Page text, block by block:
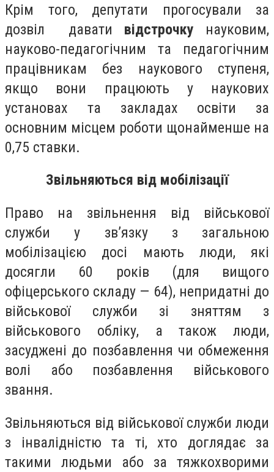
Крім того, депутати прогосували за
дозвіл давати відстрочку науковим,
науково-педагогічним та педагогічним
працівникам без наукового ступеня,
якщо вони працюють у наукових
установах та закладах освіти за
основним місцем роботи щонайменше на
0,75 ставки.
Звільняються від мобілізації
Право на звільнення від військової
служби у зв’язку з загальною
мобілізацією досі мають люди, які
досягли 60 років (для вищого
офіцерського складу — 64), непридатні до
військової служби зі зняттям з
військового обліку, а також люди,
засуджені до позбавлення чи обмеження
волі або позбавлення військового
звання.
Звільняються від військової служби люди
з інвалідністю та ті, хто доглядає за
такими людьми або за тяжкохворими